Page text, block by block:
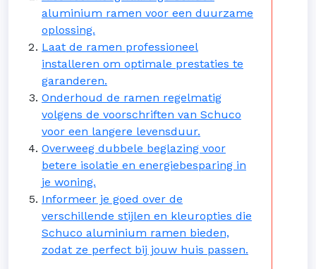
aluminium ramen voor een duurzame
oplossing.
Laat de ramen professioneel
installeren om optimale prestaties te
garanderen.
Onderhoud de ramen regelmatig
volgens de voorschriften van Schuco
voor een langere levensduur.
Overweeg dubbele beglazing voor
betere isolatie en energiebesparing in
je woning.
Informeer je goed over de
verschillende stijlen en kleuropties die
Schuco aluminium ramen bieden,
zodat ze perfect bij jouw huis passen.